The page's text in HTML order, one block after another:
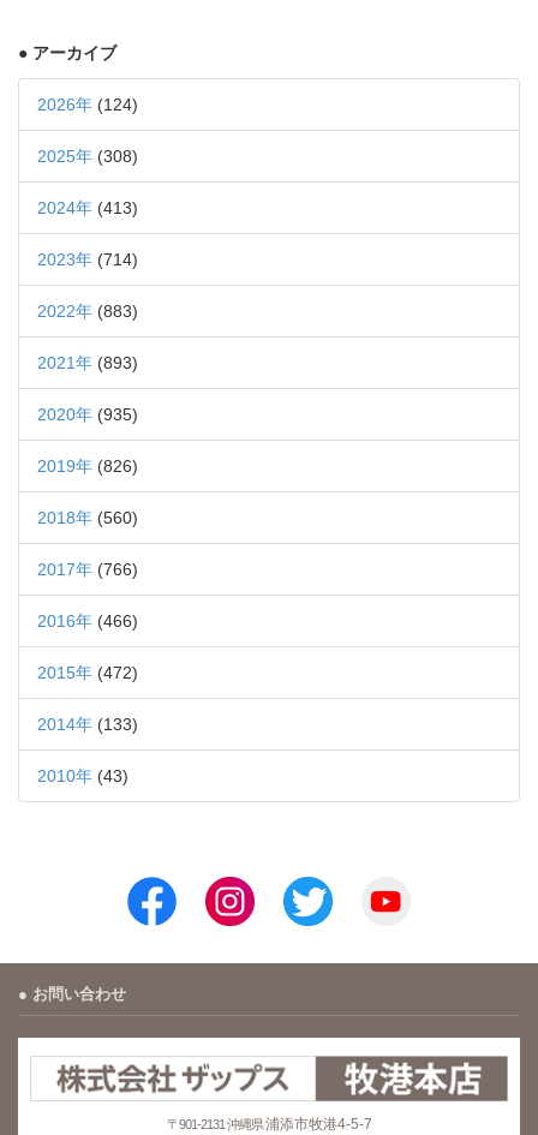
● アーカイブ
2026年 (124)
2025年 (308)
2024年 (413)
2023年 (714)
2022年 (883)
2021年 (893)
2020年 (935)
2019年 (826)
2018年 (560)
2017年 (766)
2016年 (466)
2015年 (472)
2014年 (133)
2010年 (43)
お問い合わせ
〒901-2131 沖縄県 浦添市牧港4-5-7